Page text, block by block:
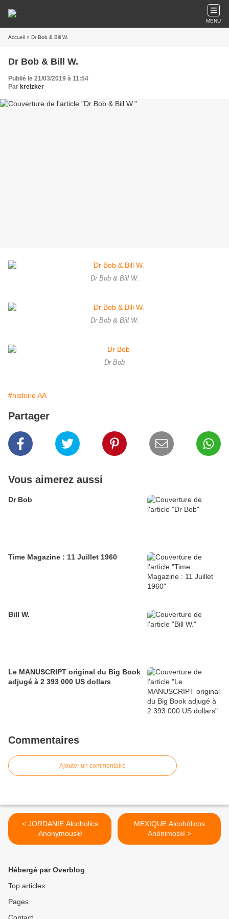
MENU
Accueil » Dr Bob & Bill W.
Dr Bob & Bill W.
Publié le 21/03/2019 à 11:54
Par kreizker
Dr Bob & Bill W.
Dr Bob & Bill W.
Dr Bob
#histoire AA
Partager
Vous aimerez aussi
Dr Bob
Time Magazine : 11 Juillet 1960
Bill W.
Le MANUSCRIPT original du Big Book
adjugé à 2 393 000 US dollars
Commentaires
Ajouter un commentaire
< JORDANIE Alcoholics
Anonymous®
MEXIQUE Alcohólicos
Anónimos® >
Hébergé par Overblog
Top articles
Pages